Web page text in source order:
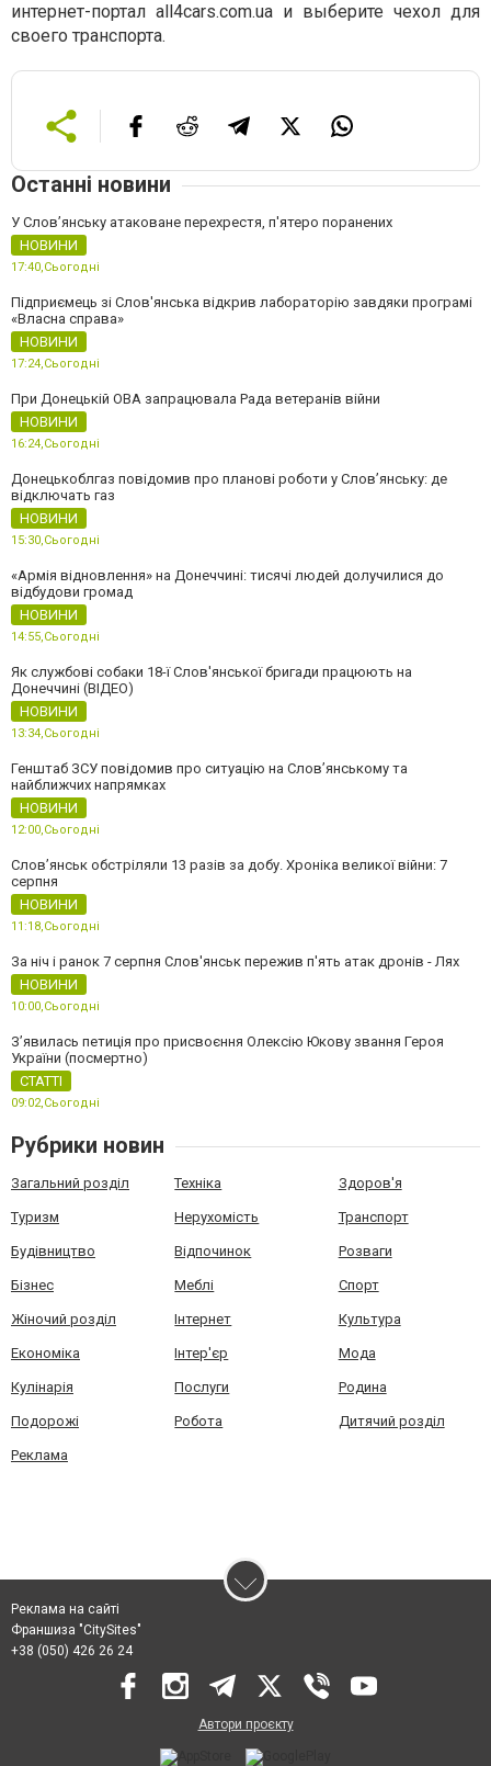
интернет-портал all4cars.com.ua и выберите чехол для
своего транспорта.
Останні новини
У Слов’янську атаковане перехрестя, п'ятеро поранених
НОВИНИ
17:40,Сьогодні
Підприємець зі Слов'янська відкрив лабораторію завдяки програмі
«Власна справа»
НОВИНИ
17:24,Сьогодні
При Донецькій ОВА запрацювала Рада ветеранів війни
НОВИНИ
16:24,Сьогодні
Донецькоблгаз повідомив про планові роботи у Слов’янську: де
відключать газ
НОВИНИ
15:30,Сьогодні
«Армія відновлення» на Донеччині: тисячі людей долучилися до
відбудови громад
НОВИНИ
14:55,Сьогодні
Як службові собаки 18-ї Слов'янської бригади працюють на
Донеччині (ВІДЕО)
НОВИНИ
13:34,Сьогодні
Генштаб ЗСУ повідомив про ситуацію на Слов’янському та
найближчих напрямках
НОВИНИ
12:00,Сьогодні
Слов’янськ обстріляли 13 разів за добу. Хроніка великої війни: 7
серпня
НОВИНИ
11:18,Сьогодні
За ніч і ранок 7 серпня Слов'янськ пережив п'ять атак дронів - Лях
НОВИНИ
10:00,Сьогодні
З’явилась петиція про присвоєння Олексію Юкову звання Героя
України (посмертно)
СТАТТІ
09:02,Сьогодні
Рубрики новин
Загальний розділ Техніка Здоров'я
Туризм Нерухомість Транспорт
Будівництво Відпочинок Розваги
Бізнес Меблі Спорт
Жіночий розділ Інтернет Культура
Економіка Інтер'єр Мода
Кулінарія Послуги Родина
Подорожі Робота Дитячий розділ
Реклама
Реклама на сайті
Франшиза "CitySites"
+38 (050) 426 26 24
Автори проєкту